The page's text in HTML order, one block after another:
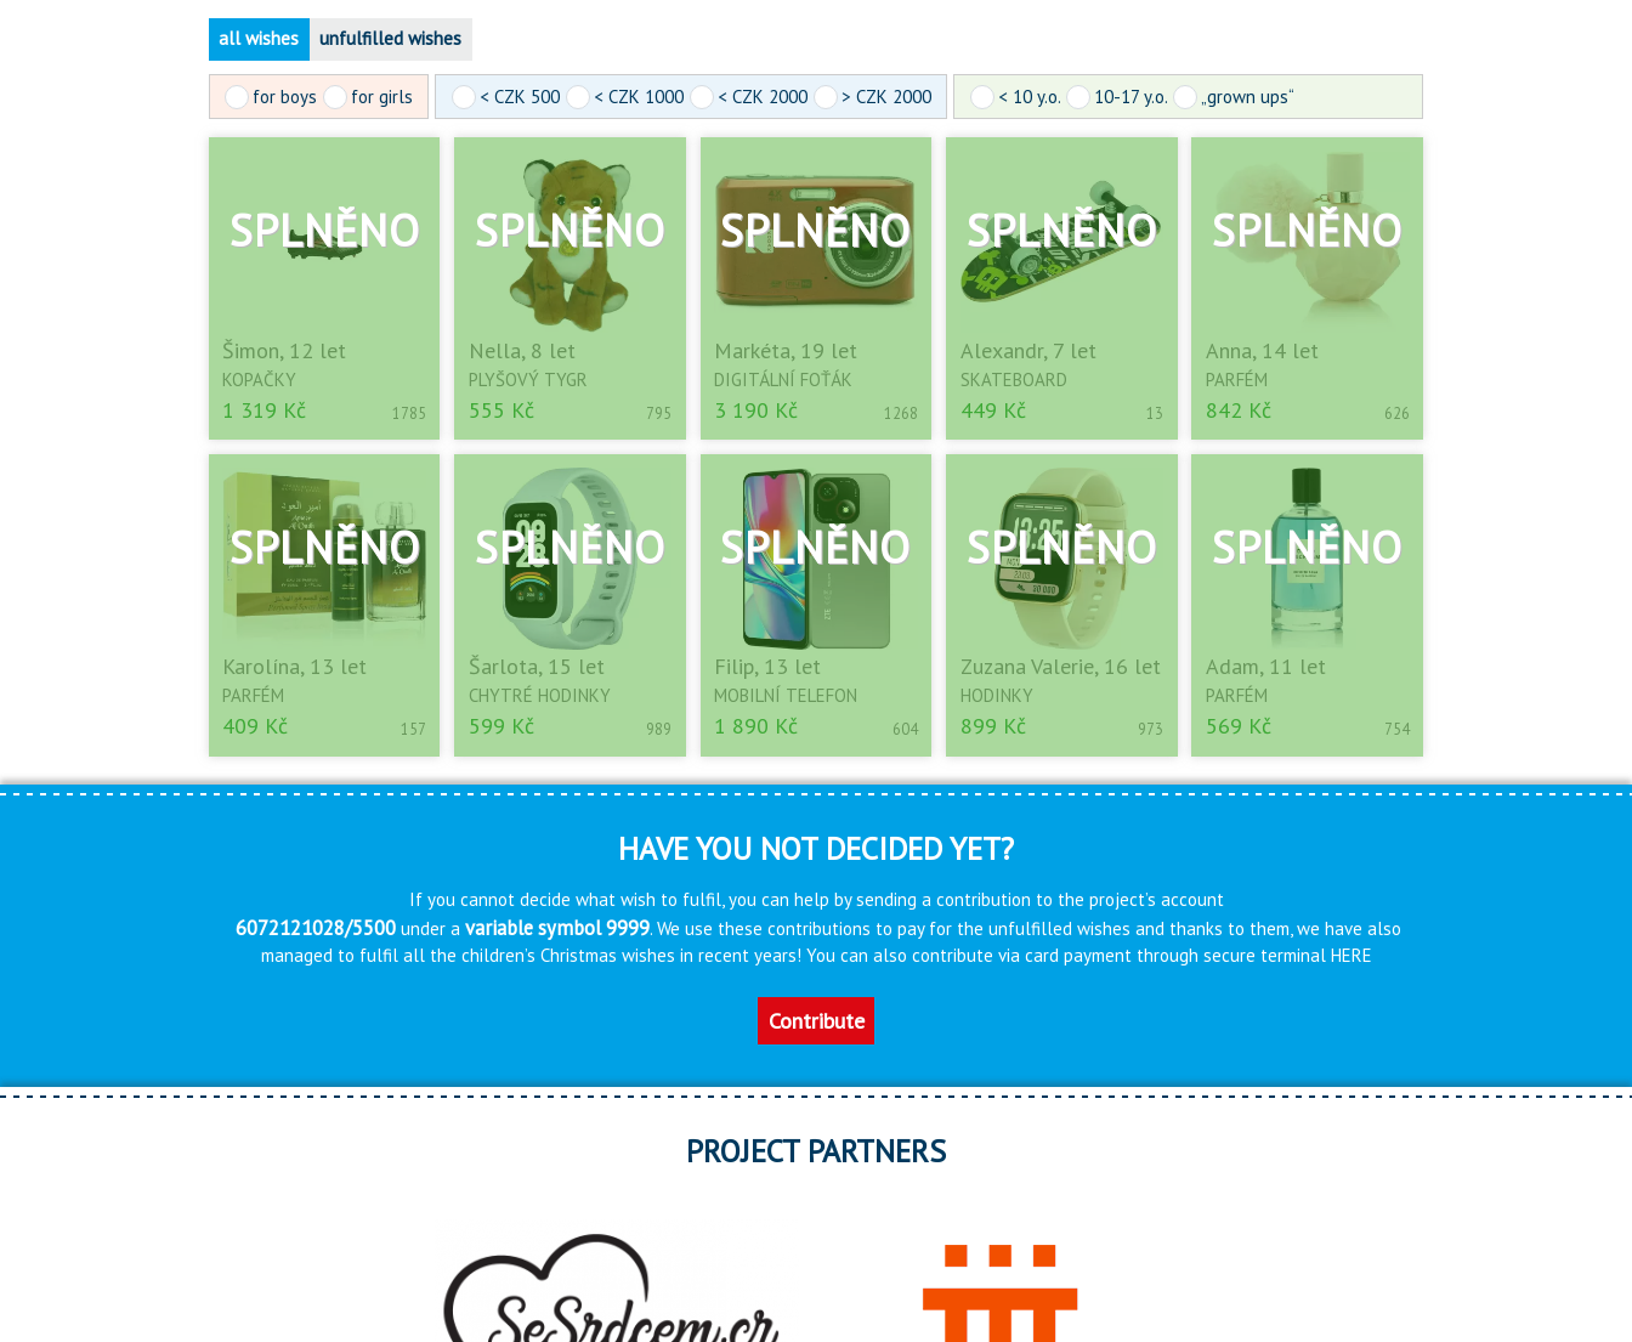
all wishes unfulfilled wishes
for boys for girls < CZK 500 < CZK 1000 < CZK 2000 > CZK 2000 < 10 y.o. 10-17 y.o. „grown ups“
Šimon, 12 let
KOPAČKY
1 319 Kč 1785
Nella, 8 let
PLYŠOVÝ TYGR
555 Kč 795
Markéta, 19 let
DIGITÁLNÍ FOŤÁK
3 190 Kč 1268
Alexandr, 7 let
SKATEBOARD
449 Kč 13
Anna, 14 let
PARFÉM
842 Kč 626
Karolína, 13 let
PARFÉM
409 Kč 157
Šarlota, 15 let
CHYTRÉ HODINKY
599 Kč 989
Filip, 13 let
MOBILNÍ TELEFON
1 890 Kč 604
Zuzana Valerie, 16 let
HODINKY
899 Kč 973
Adam, 11 let
PARFÉM
569 Kč 754
HAVE YOU NOT DECIDED YET?
If you cannot decide what wish to fulfil, you can help by sending a contribution to the project’s account
6072121028/5500 under a variable symbol 9999. We use these contributions to pay for the unfulfilled wishes and thanks to them, we have also
managed to fulfil all the children’s Christmas wishes in recent years! You can also contribute via card payment through secure terminal HERE
Contribute
PROJECT PARTNERS